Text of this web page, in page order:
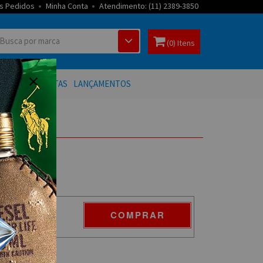
Pedidos Minha Conta Atendimento: (11) 2389-3850
(0) Itens
OFERTAS LANÇAMENTOS
COMPRAR